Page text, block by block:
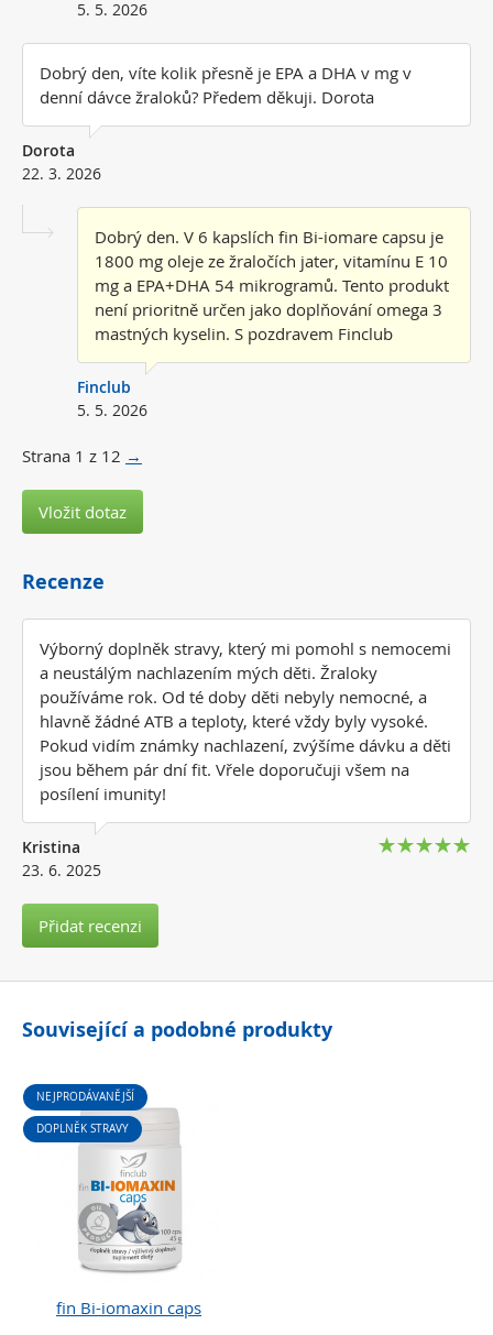
5. 5. 2026
Dobrý den, víte kolik přesně je EPA a DHA v mg v
denní dávce žraloků? Předem děkuji. Dorota
Dorota
22. 3. 2026
Dobrý den. V 6 kapslích fin Bi-iomare capsu je
1800 mg oleje ze žraločích jater, vitamínu E 10
mg a EPA+DHA 54 mikrogramů. Tento produkt
není prioritně určen jako doplňování omega 3
mastných kyselin. S pozdravem Finclub
Finclub
5. 5. 2026
Strana 1 z 12 →
Vložit dotaz
Recenze
Výborný doplněk stravy, který mi pomohl s nemocemi
a neustálým nachlazením mých děti. Žraloky
používáme rok. Od té doby děti nebyly nemocné, a
hlavně žádné ATB a teploty, které vždy byly vysoké.
Pokud vidím známky nachlazení, zvýšíme dávku a děti
jsou během pár dní fit. Vřele doporučuji všem na
posílení imunity!
Kristina
23. 6. 2025
Přidat recenzi
Související a podobné produkty
fin Bi-iomaxin caps
NEJPRODÁVANĚJŠÍ
DOPLNĚK STRAVY